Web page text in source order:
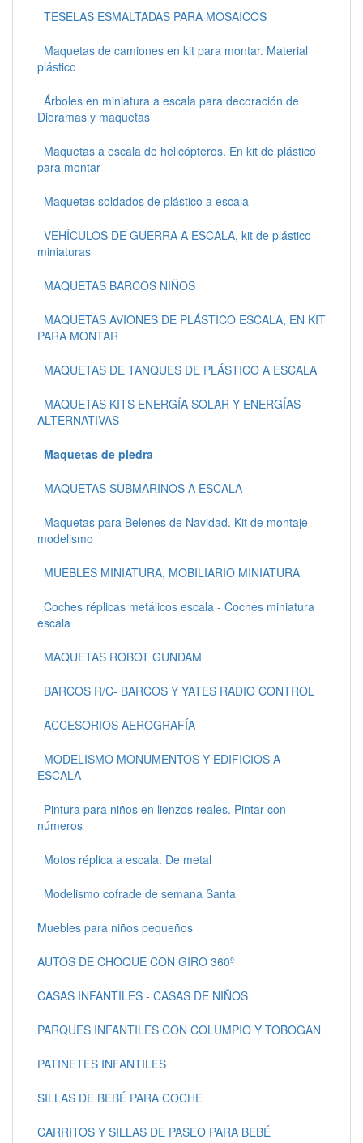
TESELAS ESMALTADAS PARA MOSAICOS
Maquetas de camiones en kit para montar. Material
plástico
Árboles en miniatura a escala para decoración de
Dioramas y maquetas
Maquetas a escala de helicópteros. En kit de plástico
para montar
Maquetas soldados de plástico a escala
VEHÍCULOS DE GUERRA A ESCALA, kit de plástico
miniaturas
MAQUETAS BARCOS NIÑOS
MAQUETAS AVIONES DE PLÁSTICO ESCALA, EN KIT
PARA MONTAR
MAQUETAS DE TANQUES DE PLÁSTICO A ESCALA
MAQUETAS KITS ENERGÍA SOLAR Y ENERGÍAS
ALTERNATIVAS
Maquetas de piedra
MAQUETAS SUBMARINOS A ESCALA
Maquetas para Belenes de Navidad. Kit de montaje
modelismo
MUEBLES MINIATURA, MOBILIARIO MINIATURA
Coches réplicas metálicos escala - Coches miniatura
escala
MAQUETAS ROBOT GUNDAM
BARCOS R/C- BARCOS Y YATES RADIO CONTROL
ACCESORIOS AEROGRAFÍA
MODELISMO MONUMENTOS Y EDIFICIOS A
ESCALA
Pintura para niños en lienzos reales. Pintar con
números
Motos réplica a escala. De metal
Modelismo cofrade de semana Santa
Muebles para niños pequeños
AUTOS DE CHOQUE CON GIRO 360º
CASAS INFANTILES - CASAS DE NIÑOS
PARQUES INFANTILES CON COLUMPIO Y TOBOGAN
PATINETES INFANTILES
SILLAS DE BEBÉ PARA COCHE
CARRITOS Y SILLAS DE PASEO PARA BEBÉ